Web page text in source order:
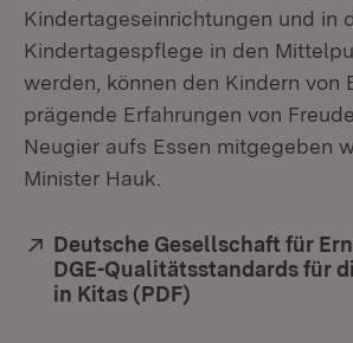
Kindertageseinrichtungen und in
Kindertagespflege in den
werden, können den Kindern von
prägende Erfahrungen von
Neugier aufs Essen mitgegeben
Minister Hauk.
Extern:
Deutsche Gesellschaft für
DGE-Qualitätsstandards für
in Kitas (PDF)